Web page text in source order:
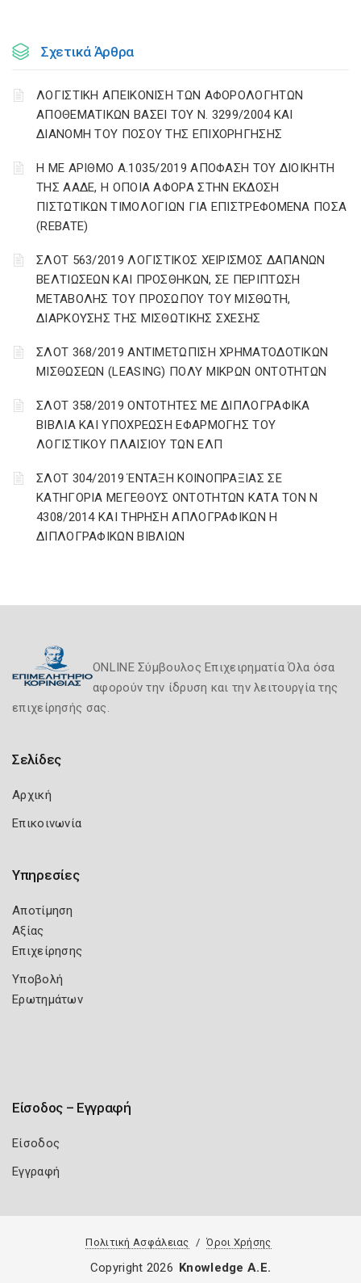
Σχετικά Άρθρα
ΛΟΓΙΣΤΙΚΗ ΑΠΕΙΚΟΝΙΣΗ ΤΩΝ ΑΦΟΡΟΛΟΓΗΤΩΝ
ΑΠΟΘΕΜΑΤΙΚΩΝ ΒΑΣΕΙ ΤΟΥ N. 3299/2004 ΚΑΙ
ΔΙΑΝΟΜΗ ΤΟΥ ΠΟΣΟΥ ΤΗΣ ΕΠΙΧΟΡΗΓΗΣΗΣ
Η ΜΕ ΑΡΙΘΜΟ Α.1035/2019 ΑΠΟΦΑΣΗ ΤΟΥ ΔΙΟΙΚΗΤΗ
ΤΗΣ ΑΑΔΕ, Η ΟΠΟΙΑ ΑΦΟΡΑ ΣΤΗΝ ΕΚΔΟΣΗ
ΠΙΣΤΩΤΙΚΩΝ ΤΙΜΟΛΟΓΙΩΝ ΓΙΑ ΕΠΙΣΤΡΕΦΟΜΕΝΑ ΠΟΣΑ
(REBATE)
ΣΛΟΤ 563/2019 ΛΟΓΙΣΤΙΚΟΣ ΧΕΙΡΙΣΜΟΣ ΔΑΠΑΝΩΝ
ΒΕΛΤΙΩΣΕΩΝ ΚΑΙ ΠΡΟΣΘΗΚΩΝ, ΣΕ ΠΕΡΙΠΤΩΣΗ
ΜΕΤΑΒΟΛΗΣ ΤΟΥ ΠΡΟΣΩΠΟΥ ΤΟΥ ΜΙΣΘΩΤΗ,
ΔΙΑΡΚΟΥΣΗΣ ΤΗΣ ΜΙΣΘΩΤΙΚΗΣ ΣΧΕΣΗΣ
ΣΛΟΤ 368/2019 ΑΝΤΙΜΕΤΩΠΙΣΗ ΧΡΗΜΑΤΟΔΟΤΙΚΩΝ
ΜΙΣΘΩΣΕΩΝ (LEASING) ΠΟΛΥ ΜΙΚΡΩΝ ΟΝΤΟΤΗΤΩΝ
ΣΛΟΤ 358/2019 ΟΝΤΟΤΗΤΕΣ ΜΕ ΔΙΠΛΟΓΡΑΦΙΚΑ
ΒΙΒΛΙΑ ΚΑΙ ΥΠΟΧΡΕΩΣΗ ΕΦΑΡΜΟΓΗΣ ΤΟΥ
ΛΟΓΙΣΤΙΚΟΥ ΠΛΑΙΣΙΟΥ ΤΩΝ ΕΛΠ
ΣΛΟΤ 304/2019 ΈΝΤΑΞΗ ΚΟΙΝΟΠΡΑΞΙΑΣ ΣΕ
ΚΑΤΗΓΟΡΙΑ ΜΕΓΕΘΟΥΣ ΟΝΤΟΤΗΤΩΝ ΚΑΤΑ ΤΟΝ Ν
4308/2014 ΚΑΙ ΤΗΡΗΣΗ ΑΠΛΟΓΡΑΦΙΚΩΝ Η
ΔΙΠΛΟΓΡΑΦΙΚΩΝ ΒΙΒΛΙΩΝ
ONLINE Σύμβουλος Επιχειρηματία Όλα όσα
αφορούν την ίδρυση και την λειτουργία της
επιχείρησής σας.
Σελίδες
Αρχική
Επικοινωνία
Υπηρεσίες
Αποτίμηση
Αξίας
Επιχείρησης
Υποβολή
Ερωτημάτων
Είσοδος – Εγγραφή
Είσοδος
Εγγραφή
Πολιτική Ασφάλειας Όροι Χρήσης
Copyright 2026 Knowledge A.E.